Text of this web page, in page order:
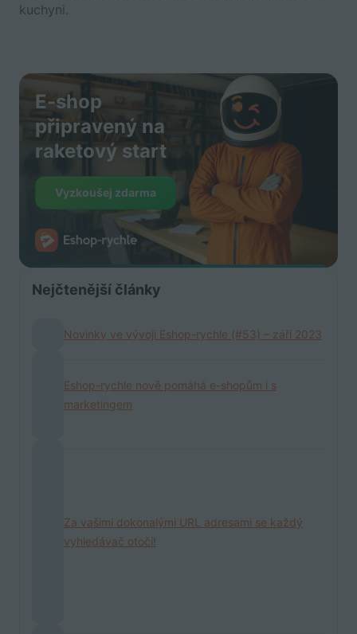
kuchyni.
E-shop
připravený na
raketový start
Vyzkoušej zdarma
Nejčtenější články
Novinky ve vývoji Eshop-rychle (#53) – září 2023
Eshop-rychle nově pomáhá e-shopům i s
marketingem
Za vašimi dokonalými URL adresami se každý
vyhledávač otočí!